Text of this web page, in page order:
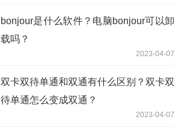
bonjour是什么软件？电脑bonjour可以卸
载吗？
2023-04-07
双卡双待单通和双通有什么区别？双卡双
待单通怎么变成双通？
2023-04-07